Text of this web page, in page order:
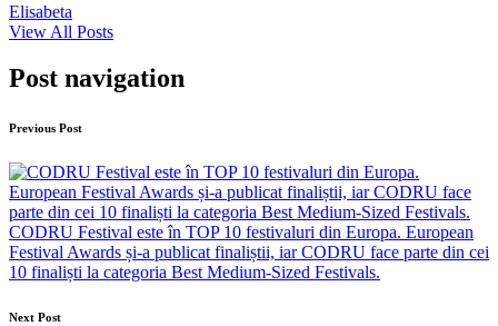
Elisabeta
View All Posts
Post navigation
Previous Post
CODRU Festival este în TOP 10 festivaluri din Europa. European
Festival Awards și-a publicat finaliștii, iar CODRU face parte din cei
10 finaliști la categoria Best Medium-Sized Festivals.
Next Post